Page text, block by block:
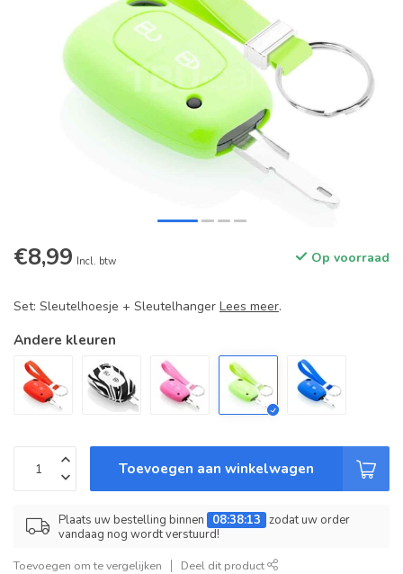
€8,99 Incl. btw Op voorraad
Set: Sleutelhoesje + Sleutelhanger Lees meer.
Andere kleuren
Toevoegen aan winkelwagen
Plaats uw bestelling binnen 08:38:13 zodat uw order
vandaag nog wordt verstuurd!
Toevoegen om te vergelijken Deel dit product